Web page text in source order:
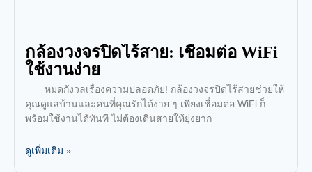
กล้องวงจรปิดไร้สาย: เชื่อมต่อ WiFi
ใช้งานง่าย
หมดกังวลเรื่องความปลอดภัย! กล้องวงจรปิดไร้สายช่วยให้
คุณดูแลบ้านและคนที่คุณรักได้ง่าย ๆ เพียงเชื่อมต่อ WiFi ก็
พร้อมใช้งานได้ทันที ไม่ต้องเดินสายให้ยุ่งยาก
ดูเพิ่มเติม »